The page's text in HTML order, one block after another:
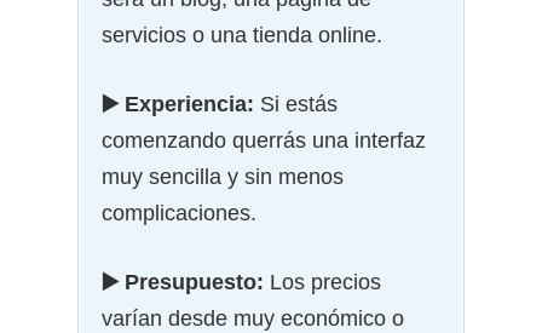
servicios o una tienda online.
▶️ Experiencia: Si estás
comenzando querrás una interfaz
muy sencilla y sin menos
complicaciones.
▶️ Presupuesto: Los precios
varían desde muy económico o